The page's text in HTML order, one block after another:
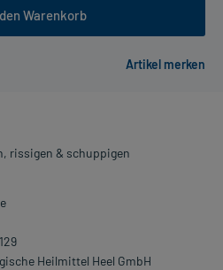
Warenkorb
rissigen & schuppigen
Heilmittel Heel GmbH